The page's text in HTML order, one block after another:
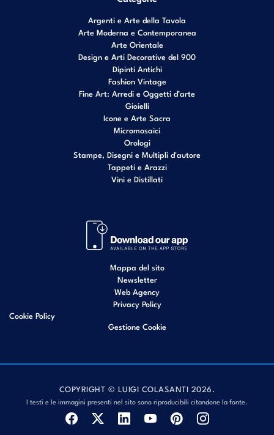
Argenti e Arte della Tavola
Arte Moderna e Contemporanea
Arte Orientale
Design e Arti Decorative del 900
Dipinti Antichi
Fashion Vintage
Fine Art: Arredi e Oggetti d’arte
Gioielli
Icone e Arte Sacra
Micromosaici
Orologi
Stampe, Disegni e Multipli d'autore
Tappeti e Arazzi
Vini e Distillati
Mappa del sito
Newsletter
Web Agency
Privacy Policy
Cookie Policy
Gestione Cookie
COPYRIGHT © LUIGI COLASANTI 2026.
I testi e le immagini presenti nel sito sono riproducibili citandone la fonte.